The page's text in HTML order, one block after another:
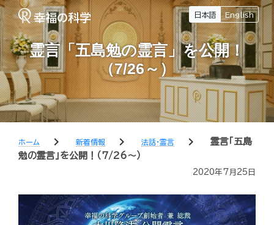
日本語 English
霊言「五島勉の霊言」を公開！
（7/26～）
ホーム chevron_right 新着情報 chevron_right 法話・霊言 chevron_right
霊言「五島
勉の霊言」を公開！（7/26～）
2020年7月25日